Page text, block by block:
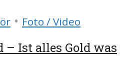
• Foto / Video
– Ist alles Gold was